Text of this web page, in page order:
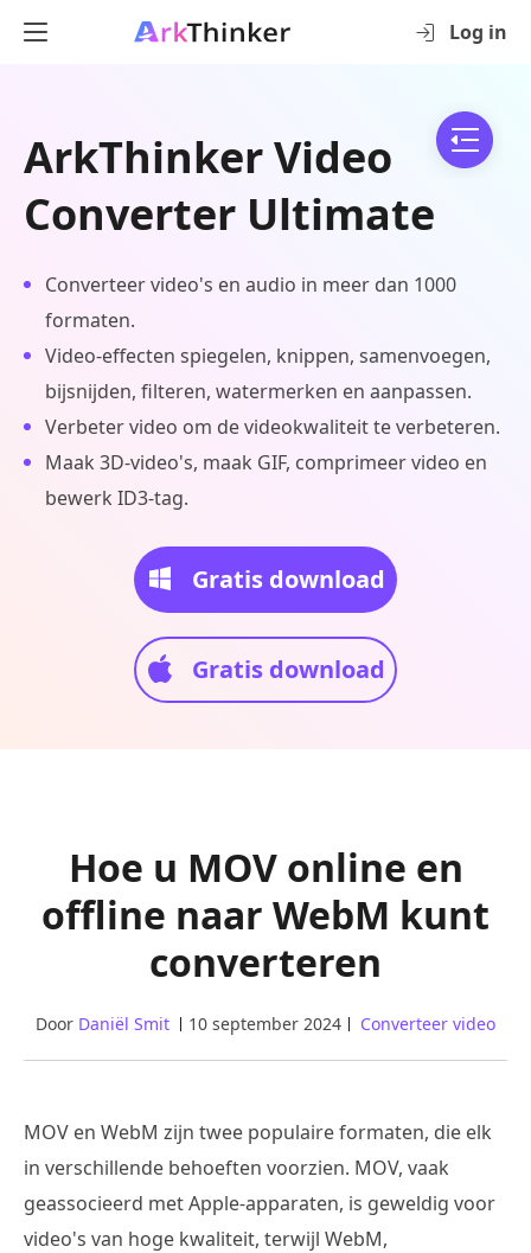
Log in
ArkThinker Video
Converter Ultimate
Converteer video's en audio in meer dan 1000
formaten.
Video-effecten spiegelen, knippen, samenvoegen,
bijsnijden, filteren, watermerken en aanpassen.
Verbeter video om de videokwaliteit te verbeteren.
Maak 3D-video's, maak GIF, comprimeer video en
bewerk ID3-tag.
Gratis download
Gratis download
Hoe u MOV online en
offline naar WebM kunt
converteren
Door Daniël Smit 10 september 2024 Converteer video
MOV en WebM zijn twee populaire formaten, die elk
in verschillende behoeften voorzien. MOV, vaak
geassocieerd met Apple-apparaten, is geweldig voor
video's van hoge kwaliteit, terwijl WebM,